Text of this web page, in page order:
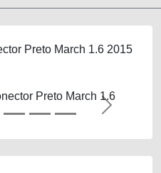
Preto March 1.6 2015
Next